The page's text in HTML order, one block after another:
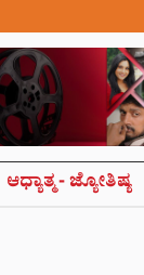
ಆಧ್ಯಾತ್ಮ- ಜ್ಯೋತಿಷ್ಯ